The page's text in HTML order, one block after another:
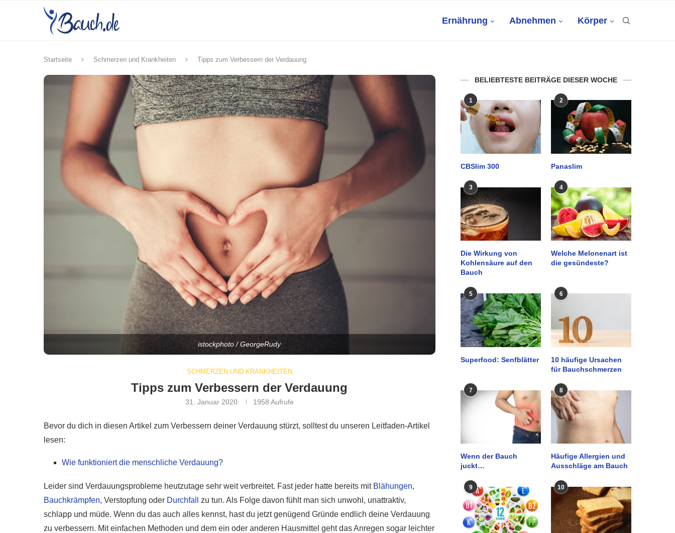
Ernährung Abnehmen Körper
Startseite Schmerzen und Krankheiten Tipps zum Verbessern der Verdauung
istockphoto / GeorgeRudy
SCHMERZEN UND KRANKHEITEN
Tipps zum Verbessern der Verdauung
31. Januar 2020 1958 Aufrufe
Bevor du dich in diesen Artikel zum Verbessern deiner Verdauung stürzt, solltest du unseren Leitfaden-Artikel
lesen:
Wie funktioniert die menschliche Verdauung?
Leider sind Verdauungsprobleme heutzutage sehr weit verbreitet. Fast jeder hatte bereits mit Blähungen,
Bauchkrämpfen, Verstopfung oder Durchfall
zu tun. Als Folge davon fühlt man sich unwohl, unattraktiv,
schlapp und müde. Wenn du das auch alles kennst, hast du jetzt genügend Gründe endlich deine Verdauung
zu verbessern. Mit einfachen Methoden und dem ein oder anderen Hausmittel geht das Anregen sogar leichter
BELIEBTESTE BEITRÄGE DIESER WOCHE
1
CBSlim 300
2
Panaslim
3
Die Wirkung von
Kohlensäure auf den
Bauch
4
Welche Melonenart ist
die gesündeste?
5
Superfood: Senfblätter
6
10 häufige Ursachen
für Bauchschmerzen
7
Wenn der Bauch
juckt…
8
Häufige Allergien und
Ausschläge am Bauch
9 10